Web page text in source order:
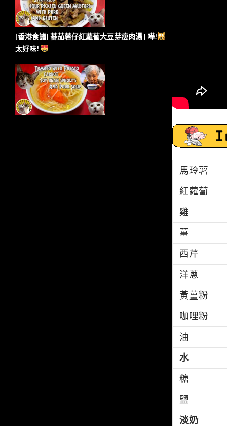
馬玲薯
紅蘿蔔
雞
薑
西芹
洋蔥
黃薑粉
咖哩粉
油
水
糖
鹽
淡奶
[香港食譜] 蕃茄薯仔紅蘿蔔大豆芽瘦肉湯 | 嘩!
太好味!